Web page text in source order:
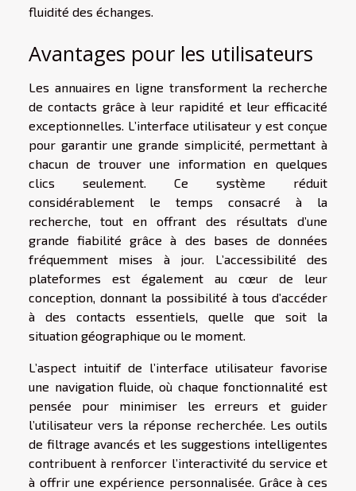
fluidité des échanges.
Avantages pour les utilisateurs
Les annuaires en ligne transforment la recherche
de contacts grâce à leur rapidité et leur efficacité
exceptionnelles. L’interface utilisateur y est conçue
pour garantir une grande simplicité, permettant à
chacun de trouver une information en quelques
clics seulement. Ce système réduit
considérablement le temps consacré à la
recherche, tout en offrant des résultats d’une
grande fiabilité grâce à des bases de données
fréquemment mises à jour. L’accessibilité des
plateformes est également au cœur de leur
conception, donnant la possibilité à tous d’accéder
à des contacts essentiels, quelle que soit la
situation géographique ou le moment.
L’aspect intuitif de l’interface utilisateur favorise
une navigation fluide, où chaque fonctionnalité est
pensée pour minimiser les erreurs et guider
l’utilisateur vers la réponse recherchée. Les outils
de filtrage avancés et les suggestions intelligentes
contribuent à renforcer l’interactivité du service et
à offrir une expérience personnalisée. Grâce à ces